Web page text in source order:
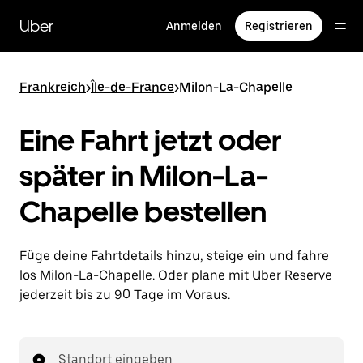
zum
Hauptinhalt
Uber Anmelden Registrieren
Frankreich>Île-de-France>Milon-La-Chapelle
Eine Fahrt jetzt oder
später in Milon-La-
Chapelle bestellen
Füge deine Fahrtdetails hinzu, steige ein und fahre
los Milon-La-Chapelle. Oder plane mit Uber Reserve
jederzeit bis zu 90 Tage im Voraus.
Standort eingeben